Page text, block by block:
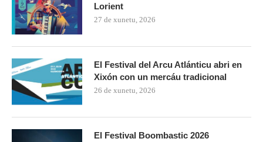
Lorient
27 de xunetu, 2026
El Festival del Arcu Atlánticu abri en
Xixón con un mercáu tradicional
26 de xunetu, 2026
El Festival Boombastic 2026